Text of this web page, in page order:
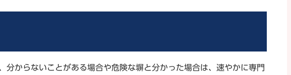
分からないことがある場合や危険な塀と分かった場合は、速やかに専門